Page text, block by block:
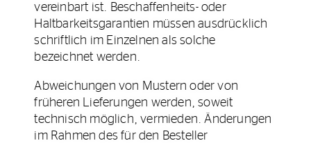
vereinbart ist. Beschaffenheits- oder
Haltbarkeitsgarantien müssen ausdrücklich
schriftlich im Einzelnen als solche
bezeichnet werden.
Abweichungen von Mustern oder von
früheren Lieferungen werden, soweit
technisch möglich, vermieden. Änderungen
im Rahmen des für den Besteller